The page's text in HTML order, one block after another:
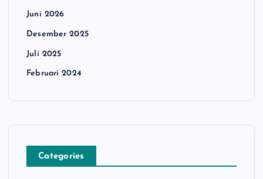
Juni 2026
Desember 2025
Juli 2025
Februari 2024
Categories